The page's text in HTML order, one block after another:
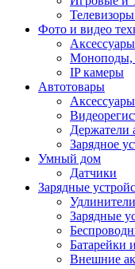
Фото и видео
Моноподы,
IP камеры
Автотовары
Держатели
Зарядное
Умный дом
Датчики
Зарядные
Зарядные
Батарейки
Внешние